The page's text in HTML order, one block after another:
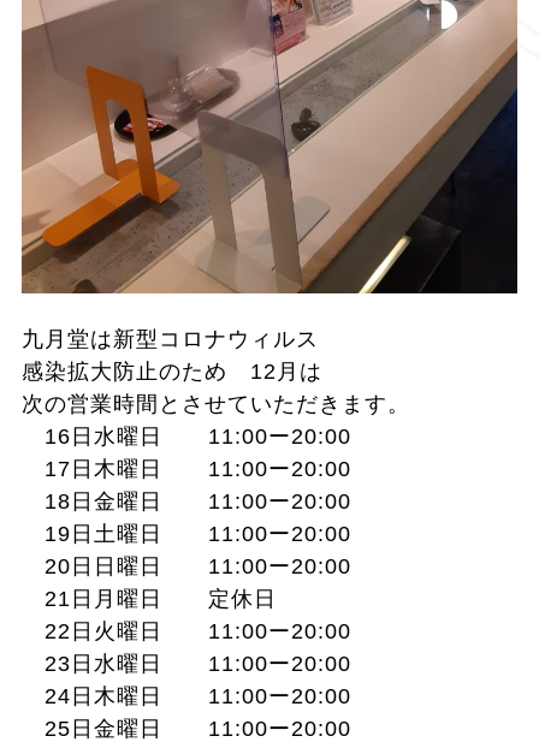
九月堂は新型コロナウィルス
感染拡大防止のため 12月は
次の営業時間とさせていただきます。
16日水曜日 11:00ー20:00
17日木曜日 11:00ー20:00
18日金曜日 11:00ー20:00
19日土曜日 11:00ー20:00
20日日曜日 11:00ー20:00
21日月曜日 定休日
22日火曜日 11:00ー20:00
23日水曜日 11:00ー20:00
24日木曜日 11:00ー20:00
25日金曜日 11:00ー20:00